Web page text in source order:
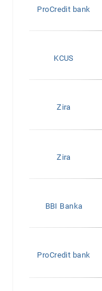
ProCredit bank
KCUS
Zira
Zira
BBI Banka
ProCredit bank